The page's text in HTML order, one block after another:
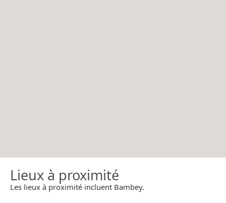
Lieux à proximité
Les lieux à proximité incluent Bambey.